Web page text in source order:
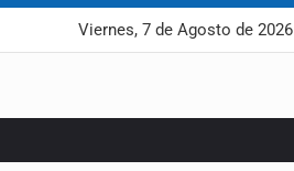
Viernes, 7 de Agosto de 2026